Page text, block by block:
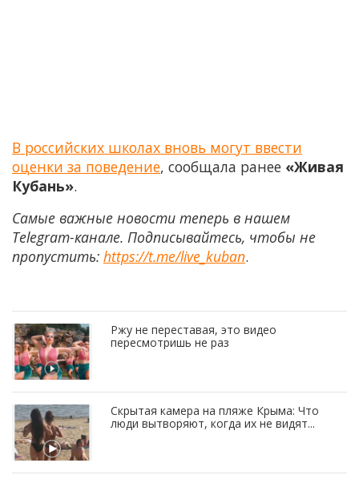
В российских школах вновь могут ввести
оценки за поведение, сообщала ранее «Живая
Кубань».
Самые важные новости теперь в нашем
Telegram-канале. Подписывайтесь, чтобы не
пропустить: https://t.me/live_kuban.
Ржу не переставая, это видео
пересмотришь не раз
Скрытая камера на пляже Крыма: Что
люди вытворяют, когда их не видят...